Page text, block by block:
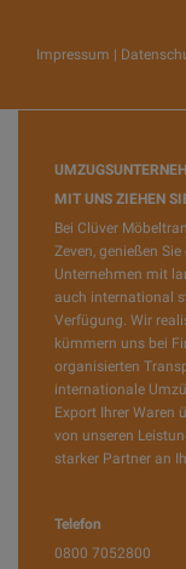
Impressum |
MIT UNS ZIEHEN
Bei Clüver
Zeven, genießen
Unternehmen mit
auch international
Verfügung. Wir
kümmern uns bei
organisierten
internationale
Export Ihrer Waren
von unseren
starker Partner an
Telefon
0800 7052800